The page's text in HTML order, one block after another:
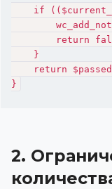
if
return
    }
return
}
2.